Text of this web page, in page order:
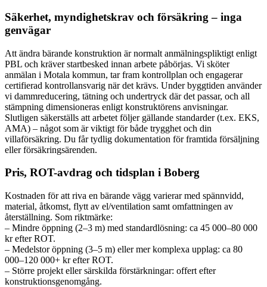
Säkerhet, myndighetskrav och försäkring – inga
genvägar
Att ändra bärande konstruktion är normalt anmälningspliktigt enligt
PBL och kräver startbesked innan arbete påbörjas. Vi sköter
anmälan i Motala kommun, tar fram kontrollplan och engagerar
certifierad kontrollansvarig när det krävs. Under byggtiden använder
vi dammreducering, tätning och undertryck där det passar, och all
stämpning dimensioneras enligt konstruktörens anvisningar.
Slutligen säkerställs att arbetet följer gällande standarder (t.ex. EKS,
AMA) – något som är viktigt för både trygghet och din
villaförsäkring. Du får tydlig dokumentation för framtida försäljning
eller försäkringsärenden.
Pris, ROT-avdrag och tidsplan i Boberg
Kostnaden för att riva en bärande vägg varierar med spännvidd,
material, åtkomst, flytt av el/ventilation samt omfattningen av
återställning. Som riktmärke:
– Mindre öppning (2–3 m) med standardlösning: ca 45 000–80 000
kr efter ROT.
– Medelstor öppning (3–5 m) eller mer komplexa upplag: ca 80
000–120 000+ kr efter ROT.
– Större projekt eller särskilda förstärkningar: offert efter
konstruktionsgenomgång.